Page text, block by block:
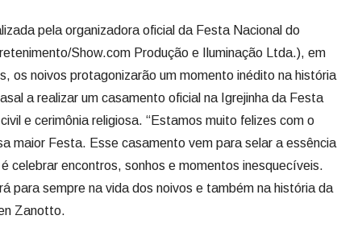
pela organizadora oficial da Festa Nacional do
Show.com Produção e Iluminação Ltda.), em
os noivos protagonizarão um momento inédito na história
a realizar um casamento oficial na Igrejinha da Festa
e cerimônia religiosa. “Estamos muito felizes com o
maior Festa. Esse casamento vem para selar a essência
celebrar encontros, sonhos e momentos inesquecíveis.
para sempre na vida dos noivos e também na história da
Zanotto.